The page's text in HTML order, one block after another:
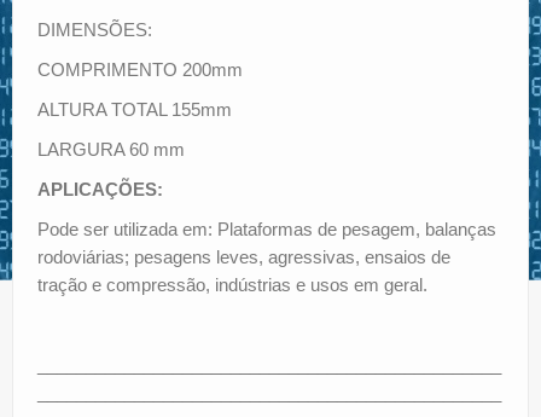
DIMENSÕES:
COMPRIMENTO 200mm
ALTURA TOTAL 155mm
LARGURA 60 mm
APLICAÇÕES:
Pode ser utilizada em: Plataformas de pesagem, balanças
rodoviárias; pesagens leves, agressivas, ensaios de
tração e compressão, indústrias e usos em geral.